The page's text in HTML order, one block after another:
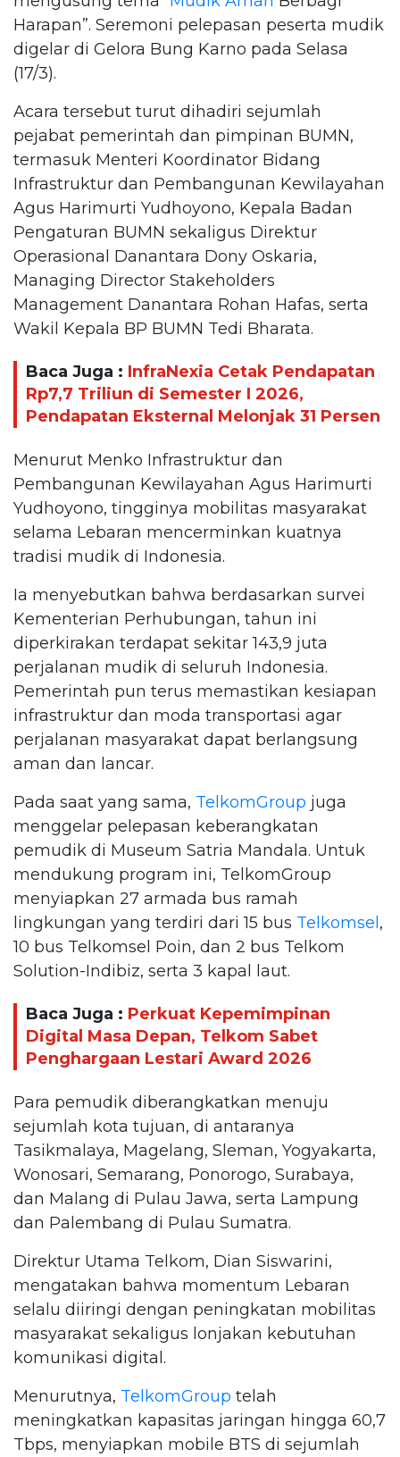
Harapan”. Seremoni pelepasan peserta mudik
digelar di Gelora Bung Karno pada Selasa
(17/3).
Acara tersebut turut dihadiri sejumlah
pejabat pemerintah dan pimpinan BUMN,
termasuk Menteri Koordinator Bidang
Infrastruktur dan Pembangunan Kewilayahan
Agus Harimurti Yudhoyono, Kepala Badan
Pengaturan BUMN sekaligus Direktur
Operasional Danantara Dony Oskaria,
Managing Director Stakeholders
Management Danantara Rohan Hafas, serta
Wakil Kepala BP BUMN Tedi Bharata.
Baca Juga : InfraNexia Cetak Pendapatan
Rp7,7 Triliun di Semester I 2026,
Pendapatan Eksternal Melonjak 31 Persen
Menurut Menko Infrastruktur dan
Pembangunan Kewilayahan Agus Harimurti
Yudhoyono, tingginya mobilitas masyarakat
selama Lebaran mencerminkan kuatnya
tradisi mudik di Indonesia.
Ia menyebutkan bahwa berdasarkan survei
Kementerian Perhubungan, tahun ini
diperkirakan terdapat sekitar 143,9 juta
perjalanan mudik di seluruh Indonesia.
Pemerintah pun terus memastikan kesiapan
infrastruktur dan moda transportasi agar
perjalanan masyarakat dapat berlangsung
aman dan lancar.
Pada saat yang sama, TelkomGroup juga
menggelar pelepasan keberangkatan
pemudik di Museum Satria Mandala. Untuk
mendukung program ini, TelkomGroup
menyiapkan 27 armada bus ramah
lingkungan yang terdiri dari 15 bus Telkomsel ,
10 bus Telkomsel Poin, dan 2 bus Telkom
Solution-Indibiz, serta 3 kapal laut.
Baca Juga : Perkuat Kepemimpinan
Digital Masa Depan, Telkom Sabet
Penghargaan Lestari Award 2026
Para pemudik diberangkatkan menuju
sejumlah kota tujuan, di antaranya
Tasikmalaya, Magelang, Sleman, Yogyakarta,
Wonosari, Semarang, Ponorogo, Surabaya,
dan Malang di Pulau Jawa, serta Lampung
dan Palembang di Pulau Sumatra.
Direktur Utama Telkom, Dian Siswarini,
mengatakan bahwa momentum Lebaran
selalu diiringi dengan peningkatan mobilitas
masyarakat sekaligus lonjakan kebutuhan
komunikasi digital.
Menurutnya, TelkomGroup telah
meningkatkan kapasitas jaringan hingga 60,7
Tbps, menyiapkan mobile BTS di sejumlah